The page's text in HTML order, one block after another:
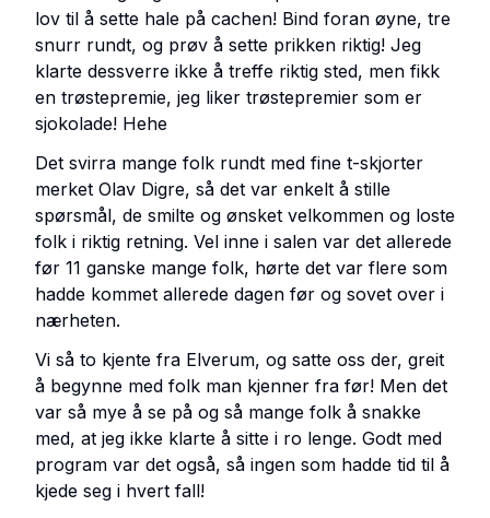
lov til å sette hale på cachen! Bind foran øyne, tre
snurr rundt, og prøv å sette prikken riktig! Jeg
klarte dessverre ikke å treffe riktig sted, men fikk
en trøstepremie, jeg liker trøstepremier som er
sjokolade! Hehe
Det svirra mange folk rundt med fine t-skjorter
merket Olav Digre, så det var enkelt å stille
spørsmål, de smilte og ønsket velkommen og loste
folk i riktig retning. Vel inne i salen var det allerede
før 11 ganske mange folk, hørte det var flere som
hadde kommet allerede dagen før og sovet over i
nærheten.
Vi så to kjente fra Elverum, og satte oss der, greit
å begynne med folk man kjenner fra før! Men det
var så mye å se på og så mange folk å snakke
med, at jeg ikke klarte å sitte i ro lenge. Godt med
program var det også, så ingen som hadde tid til å
kjede seg i hvert fall!